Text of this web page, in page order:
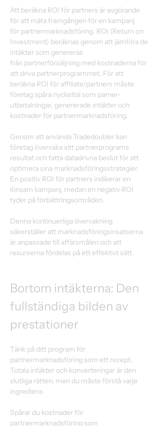
Att beräkna ROI för partners är avgörande
för att mäta framgången för en kampanj
för partnermarknadsföring. ROI (Return on
Investment) beräknas genom att jämföra de
intäkter som genereras
från partnerförsäljning med kostnaderna för
att driva partnerprogrammet. För att
beräkna ROI för affiliate/partners måste
företag spåra nyckeltal som parner-
utbetalningar, genererade intäkter och
kostnader för partnermarknadsföring.
Genom att använda Tradedoubler kan
företag övervaka sitt partnerprograms
resultat och fatta datadrivna beslut för att
optimera sina marknadsföringsstrategier.
En positiv ROI för partners indikerar en
lönsam kampanj, medan en negativ ROI
tyder på förbättringsområden.
Denna kontinuerliga övervakning
säkerställer att marknadsföringsinsatserna
är anpassade till affärsmålen och att
resurserna fördelas på ett effektivt sätt.
Bortom intäkterna: Den
fullständiga bilden av
prestationer
Tänk på ditt program för
partnermarknadsföring som ett recept.
Totala intäkter och konverteringar är den
slutliga rätten, men du måste förstå varje
ingrediens
Spårar du kostnader för
partnermarknadsföring som